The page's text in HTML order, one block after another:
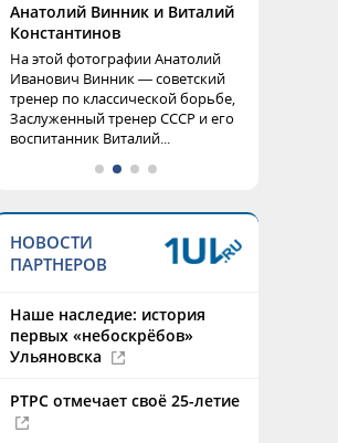
Анатолий Винник и Виталий
Константинов
На этой фотографии Анатолий
Иванович Винник — советский
тренер по классической борьбе,
Заслуженный тренер СССР и его
воспитанник Виталий...
НОВОСТИ
ПАРТНЕРОВ
Наше наследие: история
первых «небоскрёбов»
Ульяновска
РТРС отмечает своё 25-летие